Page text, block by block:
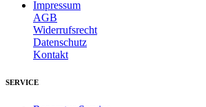
Impressum
AGB
Widerrufsrecht
Datenschutz
Kontakt
SERVICE